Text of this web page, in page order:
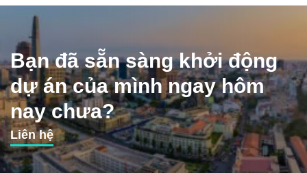
Bạn đã sẵn sàng khởi động
dự án của mình ngay hôm
nay chưa?
Liên hệ